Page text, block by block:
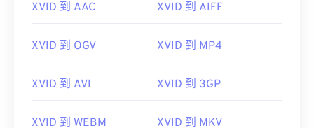
XVID 到 AAC XVID 到 AIFF
XVID 到 OGV XVID 到 MP4
XVID 到 AVI XVID 到 3GP
XVID 到 WEBM XVID 到 MKV